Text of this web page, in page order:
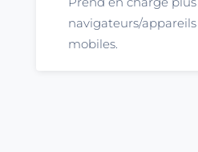
navigateurs/
mobiles.